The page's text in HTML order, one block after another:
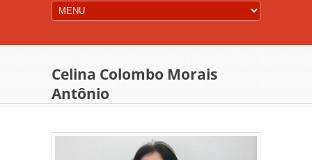
Celina Colombo Morais
Antônio